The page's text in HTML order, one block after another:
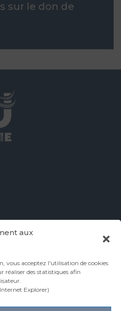
aux
vous acceptez l'utilisation de cookies
réaliser des statistiques afin
Explorer)
sur le don de